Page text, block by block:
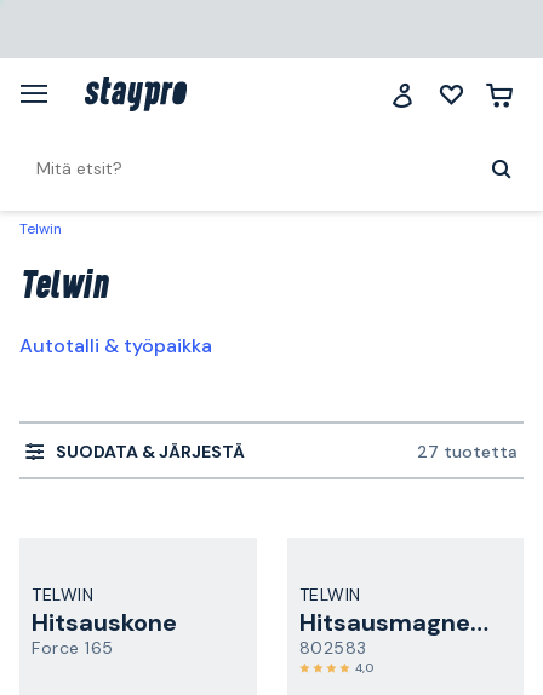
Telwin
Telwin
Autotalli & työpaikka
SUODATA & JÄRJESTÄ 27 tuotetta
TELWIN
Hitsauskone
Force 165
TELWIN
Hitsausmagneetti
802583
4,0